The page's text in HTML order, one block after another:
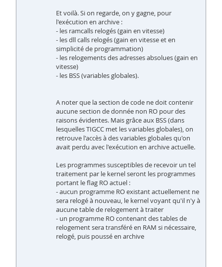
Et voilà. Si on regarde, on y gagne, pour
l'exécution en archive :
- les ramcalls relogés (gain en vitesse)
- les dll calls relogés (gain en vitesse et en
simplicité de programmation)
- les relogements des adresses absolues (gain en
vitesse)
- les BSS (variables globales).
A noter que la section de code ne doit contenir
aucune section de donnée non RO pour des
raisons évidentes. Mais grâce aux BSS (dans
lesquelles TIGCC met les variables globales), on
retrouve l'accès à des variables globales qu'on
avait perdu avec l'exécution en archive actuelle.
Les programmes susceptibles de recevoir un tel
traitement par le kernel seront les programmes
portant le flag RO actuel :
- aucun programme RO existant actuellement ne
sera relogé à nouveau, le kernel voyant qu'il n'y à
aucune table de relogement à traiter
- un programme RO contenant des tables de
relogement sera transféré en RAM si nécessaire,
relogé, puis poussé en archive